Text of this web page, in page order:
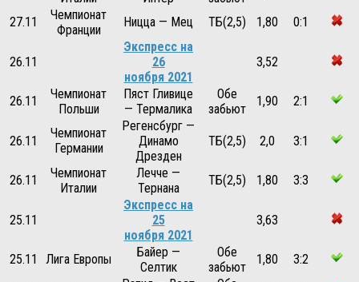
27.11
Чемпионат
Франции
Ницца — Мец ТБ(2,5) 1,80 0:1
26.11
Экспресс на
26
ноября 2021
3,52
26.11
Чемпионат
Польши
Пяст Гливице
— Термалика
Обе
забьют
1,90 2:1
26.11
Чемпионат
Германии
Регенсбург —
Динамо
Дрезден
ТБ(2,5) 2,0 3:1
26.11
Чемпионат
Италии
Лечче —
Тернана
ТБ(2,5) 1,80 3:3
25.11
Экспресс на
25
ноября 2021
3,63
25.11 Лига Европы
Байер —
Селтик
Обе
забьют
1,80 3:2